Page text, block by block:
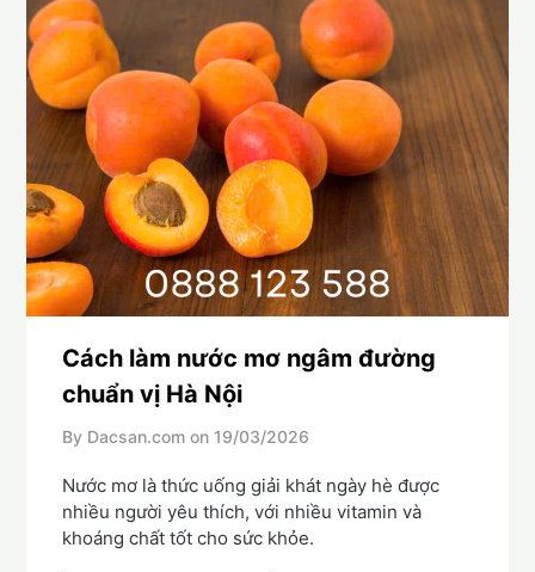
Cách làm nước mơ ngâm đường
chuẩn vị Hà Nội
By Dacsan.com on 19/03/2026
Nước mơ là thức uống giải khát ngày hè được
nhiều người yêu thích, với nhiều vitamin và
khoáng chất tốt cho sức khỏe.